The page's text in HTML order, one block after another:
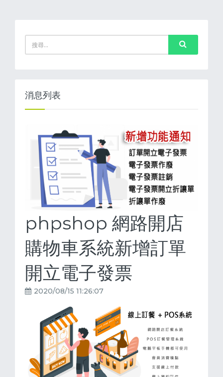
消息列表
phpshop 網路開店
購物車系統新增訂單
開立電子發票
2020/08/15 11:26:07